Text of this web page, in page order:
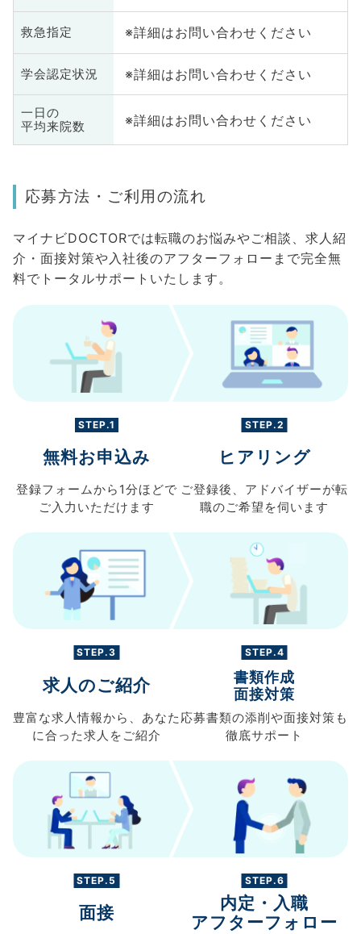
救急指定 ※詳細はお問い合わせください
学会認定状況 ※詳細はお問い合わせください
一日の
平均来院数
※詳細はお問い合わせください
応募方法・ご利用の流れ
マイナビDOCTORでは転職のお悩みやご相談、求人紹
介・面接対策や入社後のアフターフォローまで完全無
料でトータルサポートいたします。
STEP.1
無料お申込み
登録フォームから 1分ほどで
ご入力 いただけます
STEP.2
ヒアリング
ご登録後、 アドバイザーが転
職のご希望を伺います
STEP.3
求人のご紹介
豊富な求人情報から、 あなた
に合った求人を ご紹介
STEP.4
書類作成
面接対策
応募書類の添削や面接対策も
徹底サポート
STEP.5
面接
STEP.6
内定・入職
アフターフォロー